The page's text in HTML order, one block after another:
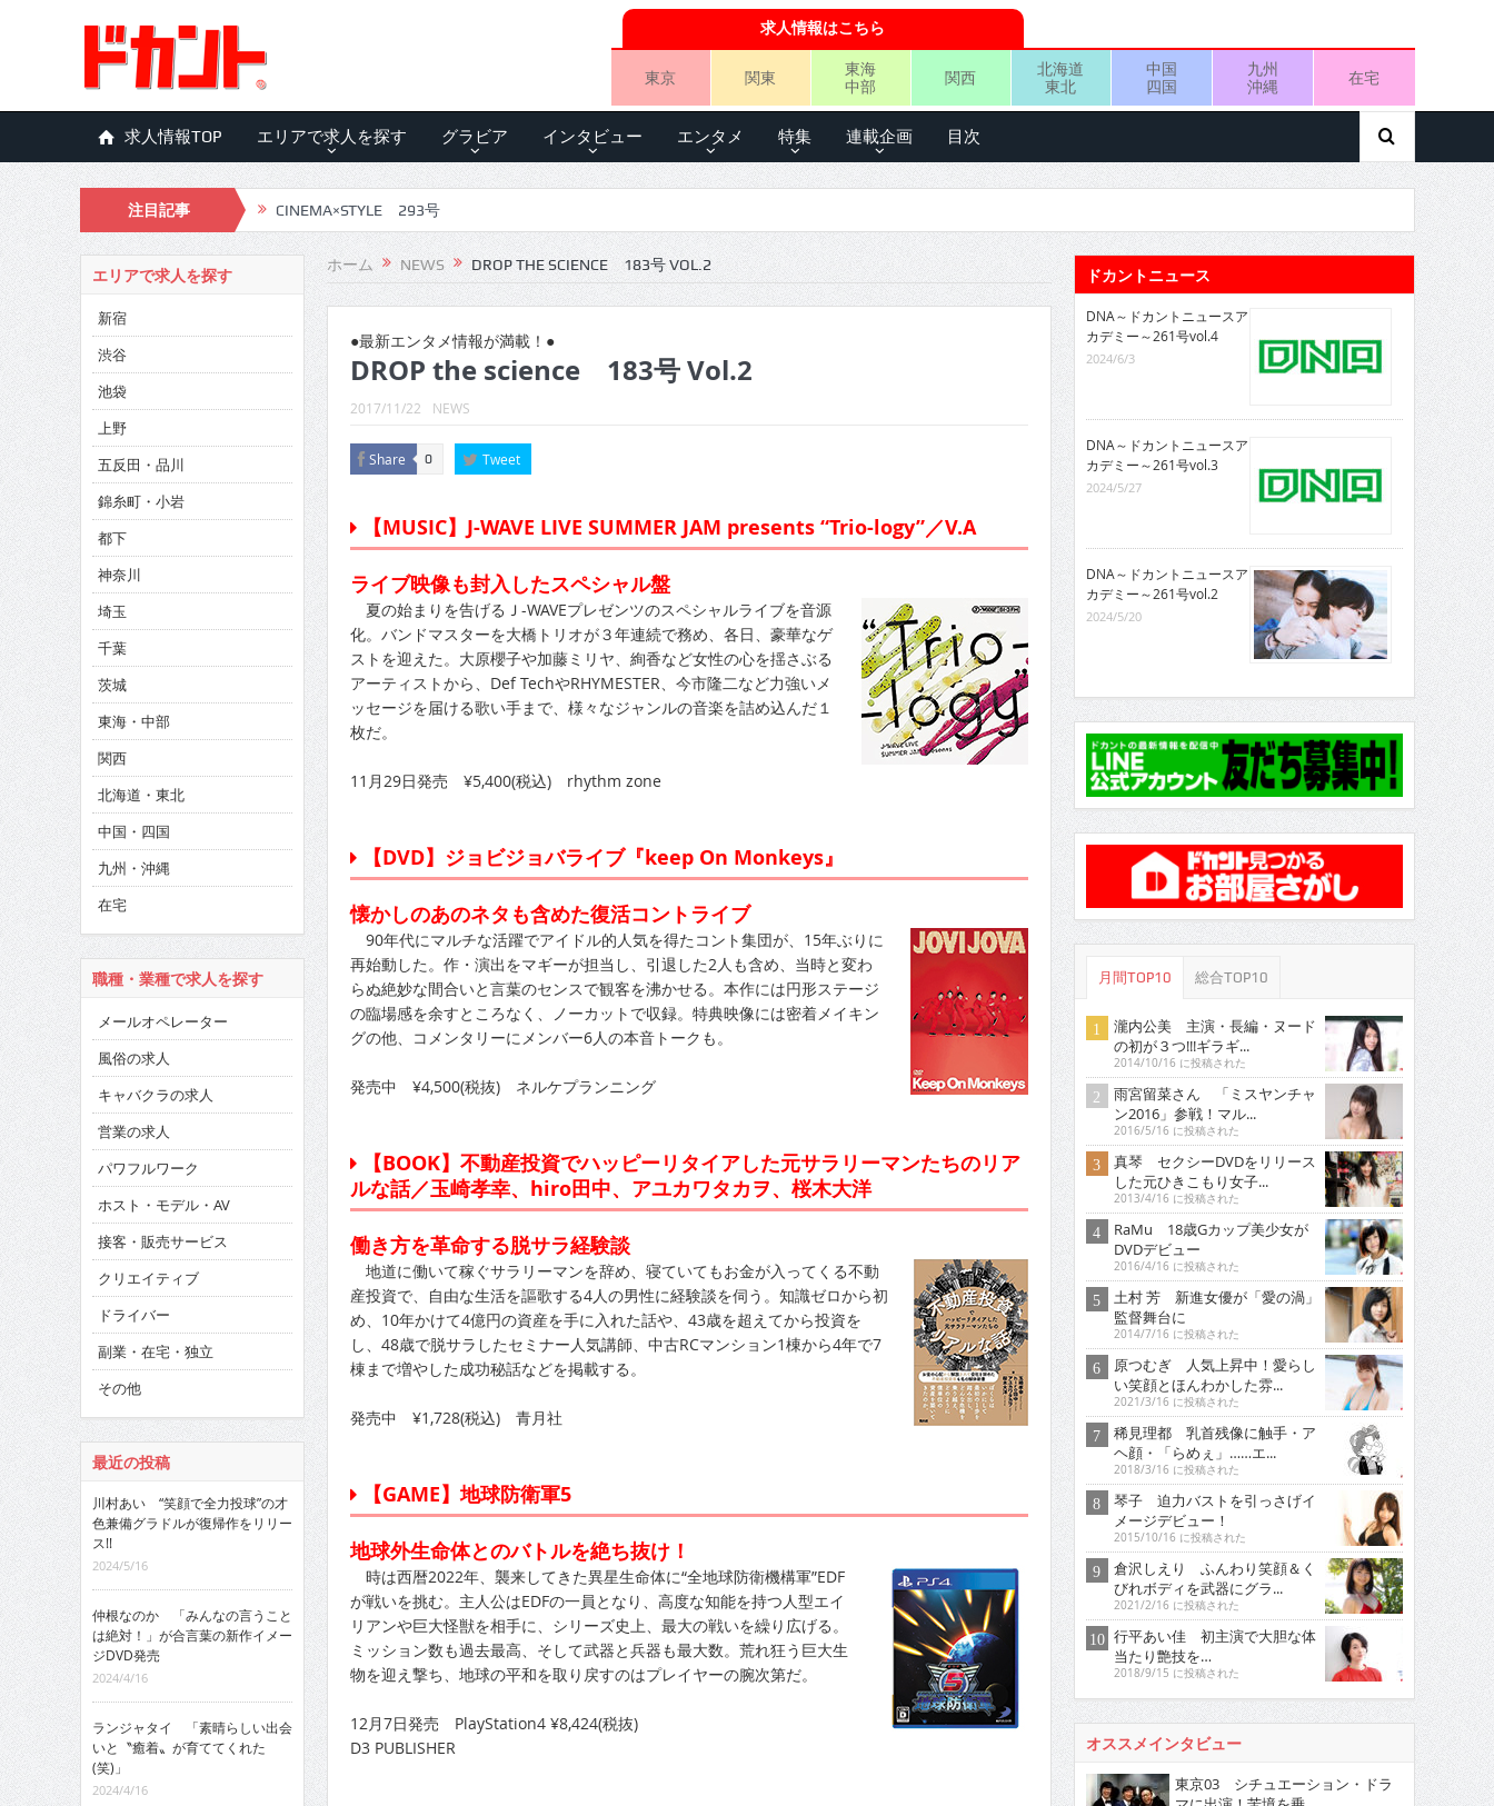
求人情報はこちら
東京 関東
東海
中部
関西
北海道
東北
中国
四国
九州
沖縄
在宅
求人情報TOP エリアで求人を探す グラビア インタビュー エンタメ 特集 連載企画 目次
注目記事 CINEMA×STYLE 293号
CINEMA×STYLE 292号
CINEMA×STYLE 291号
CINEMA×STYLE 290号
CINEMA×STYLE 289号
CINEMA×STYLE 288号
CINEMA×STYLE 287号
CINEMA×STYLE 286号
CINEMA×STYLE 285号
CINEMA×STYLE 294号
ホーム NEWS DROP THE SCIENCE 183号 VOL.2
●最新エンタメ情報が満載！●
DROP the science 183号 Vol.2
2017/11/22 NEWS
Share 0 Tweet
【MUSIC】J-WAVE LIVE SUMMER JAM presents “Trio-logy”／V.A
ライブ映像も封入したスペシャル盤
夏の始まりを告げるＪ-WAVEプレゼンツのスペシャルライブを音源
化。バンドマスターを大橋トリオが３年連続で務め、各日、豪華なゲ
ストを迎えた。大原櫻子や加藤ミリヤ、絢香など女性の心を揺さぶる
アーティストから、Def TechやRHYMESTER、今市隆二など力強いメ
ッセージを届ける歌い手まで、様々なジャンルの音楽を詰め込んだ１
枚だ。
11月29日発売 ¥5,400(税込) rhythm zone
【DVD】ジョビジョバライブ『keep On Monkeys』
懐かしのあのネタも含めた復活コントライブ
90年代にマルチな活躍でアイドル的人気を得たコント集団が、15年ぶりに
再始動した。作・演出をマギーが担当し、引退した2人も含め、当時と変わ
らぬ絶妙な間合いと言葉のセンスで観客を沸かせる。本作には円形ステージ
の臨場感を余すところなく、ノーカットで収録。特典映像には密着メイキン
グの他、コメンタリーにメンバー6人の本音トークも。
発売中 ¥4,500(税抜) ネルケプランニング
【BOOK】不動産投資でハッピーリタイアした元サラリーマンたちのリア
ルな話／玉崎孝幸、hiro田中、アユカワタカヲ、桜木大洋
働き方を革命する脱サラ経験談
地道に働いて稼ぐサラリーマンを辞め、寝ていてもお金が入ってくる不動
産投資で、自由な生活を謳歌する4人の男性に経験談を伺う。知識ゼロから初
め、10年かけて4億円の資産を手に入れた話や、43歳を超えてから投資を
し、48歳で脱サラしたセミナー人気講師、中古RCマンション1棟から4年で7
棟まで増やした成功秘話などを掲載する。
発売中 ¥1,728(税込) 青月社
【GAME】地球防衛軍5
地球外生命体とのバトルを絶ち抜け！
時は西暦2022年、襲来してきた異星生命体に“全地球防衛機構軍”EDF
が戦いを挑む。主人公はEDFの一員となり、高度な知能を持つ人型エイ
リアンや巨大怪獣を相手に、シリーズ史上、最大の戦いを繰り広げる。
ミッション数も過去最高、そして武器と兵器も最大数。荒れ狂う巨大生
物を迎え撃ち、地球の平和を取り戻すのはプレイヤーの腕次第だ。
12月7日発売 PlayStation4 ¥8,424(税抜)
D3 PUBLISHER
エリアで求人を探す
新宿
渋谷
池袋
上野
五反田・品川
錦糸町・小岩
都下
神奈川
埼玉
千葉
茨城
東海・中部
関西
北海道・東北
中国・四国
九州・沖縄
在宅
職種・業種で求人を探す
メールオペレーター
風俗の求人
キャバクラの求人
営業の求人
パワフルワーク
ホスト・モデル・AV
接客・販売サービス
クリエイティブ
ドライバー
副業・在宅・独立
その他
最近の投稿
川村あい “笑顔で全力投球”の才
色兼備グラドルが復帰作をリリー
ス!!
2024/5/16
仲根なのか 「みんなの言うこと
は絶対！」が合言葉の新作イメー
ジDVD発売
2024/4/16
ランジャタイ 「素晴らしい出会
いと〝癒着〟が育ててくれた
(笑)」
2024/4/16
ドカントニュース
DNA～ドカントニュースア
カデミー～261号vol.4
2024/6/3
DNA～ドカントニュースア
カデミー～261号vol.3
2024/5/27
DNA～ドカントニュースア
カデミー～261号vol.2
2024/5/20
月間TOP10 総合TOP10
瀧内公美 主演・長編・ヌード
の初が３つ!!!ギラギ...
2014/10/16 に投稿された
雨宮留菜さん 「ミスヤンチャ
ン2016」参戦！マル...
2016/5/16 に投稿された
真琴 セクシーDVDをリリース
した元ひきこもり女子...
2013/4/16 に投稿された
RaMu 18歳Gカップ美少女が
DVDデビュー
2016/4/16 に投稿された
土村 芳 新進女優が「愛の渦」
監督舞台に
2014/7/16 に投稿された
原つむぎ 人気上昇中！愛らし
い笑顔とほんわかした雰...
2021/3/16 に投稿された
稀見理都 乳首残像に触手・ア
ヘ顔・「らめぇ」……エ...
2018/3/16 に投稿された
琴子 迫力バストを引っさげイ
メージデビュー！
2015/10/16 に投稿された
倉沢しえり ふんわり笑顔＆く
びれボディを武器にグラ...
2021/2/16 に投稿された
行平あい佳 初主演で大胆な体
当たり艶技を…
2018/9/15 に投稿された
オススメインタビュー
東京03 シチュエーション・ドラ